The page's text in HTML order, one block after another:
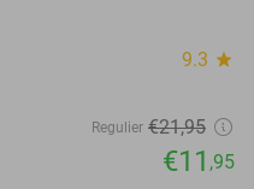
9.3 star
Regulier €21,95
€11 ,95